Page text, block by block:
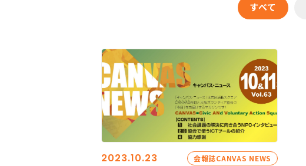
すべて
2023.10.23 会報誌CANVAS NEWS